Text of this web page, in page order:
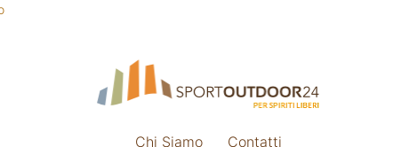
Chi Siamo Contatti